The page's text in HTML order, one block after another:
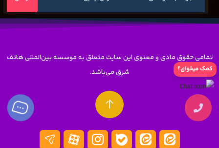
تمامی حقوق مادی و معنوی این سایت متعلق به موسسه بین‌المللی هاتف
شرق می‌باشد.
کمک میخوای؟